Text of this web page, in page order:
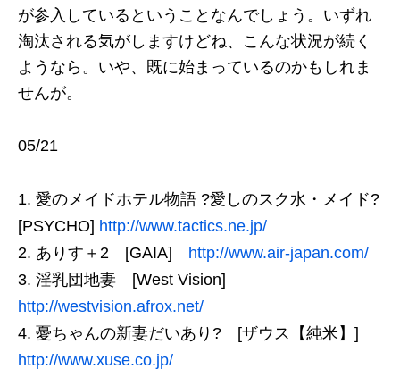
が参入しているということなんでしょう。いずれ
淘汰される気がしますけどね、こんな状況が続く
ようなら。いや、既に始まっているのかもしれま
せんが。
05/21
愛のメイドホテル物語 ?愛しのスク水・メイド?
[PSYCHO] http://www.tactics.ne.jp/
ありす＋2 [GAIA] http://www.air-japan.com/
淫乳団地妻 [West Vision]
http://westvision.afrox.net/
憂ちゃんの新妻だいあり? [ザウス【純米】]
http://www.xuse.co.jp/